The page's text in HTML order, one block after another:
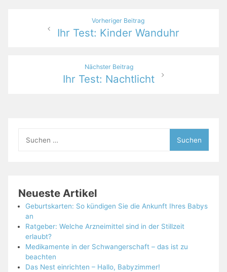
Beitragsnavigation
Vorheriger Beitrag
Ihr Test: Kinder Wanduhr
Nächster Beitrag
Ihr Test: Nachtlicht
nach:
Neueste Artikel
Geburtskarten: So kündigen Sie die Ankunft Ihres Babys
an
Ratgeber: Welche Arzneimittel sind in der Stillzeit
erlaubt?
Medikamente in der Schwangerschaft – das ist zu
beachten
Das Nest einrichten – Hallo, Babyzimmer!